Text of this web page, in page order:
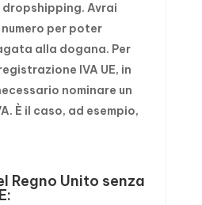
Avrai
per poter
alla dogana. Per
IVA UE, in
nominare un
È il caso, ad esempio,
Regno Unito senza